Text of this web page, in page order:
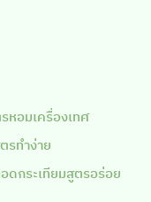
หอมเครื่องเทศ
รทำง่าย
ดกระเทียมสูตรอร่อย